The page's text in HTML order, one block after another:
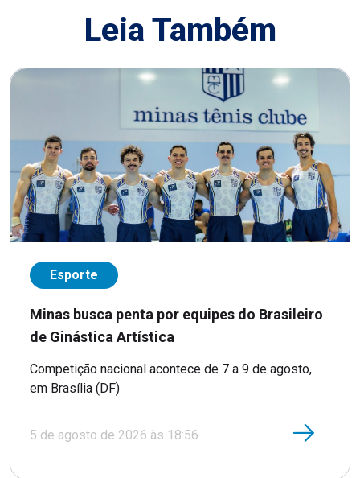
Leia Também
Esporte
Minas busca penta por equipes do Brasileiro
de Ginástica Artística
Competição nacional acontece de 7 a 9 de agosto,
em Brasília (DF)
5 de agosto de 2026 às 18:56